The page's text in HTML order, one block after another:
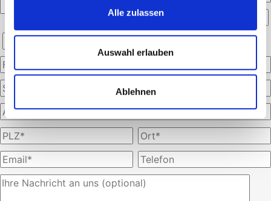
Alle zulassen
Auswahl erlauben
Ablehnen